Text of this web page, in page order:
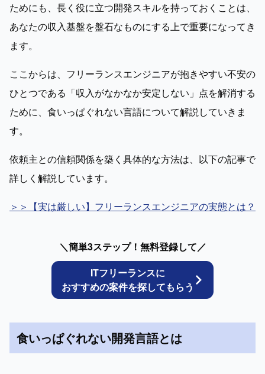
ためにも、長く役に立つ開発スキルを持っておくことは、
あなたの収入基盤を盤石なものにする上で重要になってき
ます。
ここからは、フリーランスエンジニアが抱きやすい不安の
ひとつである「収入がなかなか安定しない」点を解消する
ために、食いっぱぐれない言語について解説していきま
す。
依頼主との信頼関係を築く具体的な方法は、以下の記事で
詳しく解説しています。
＞＞【実は厳しい】フリーランスエンジニアの実態とは？
＼簡単3ステップ！無料登録して／
ITフリーランスに
おすすめの案件を探してもらう
食いっぱぐれない開発言語とは